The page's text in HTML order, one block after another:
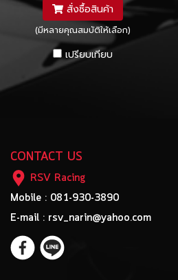
สั่งซื้อสินค้า
(มีหลายคุณสมบัติให้เลือก)
เปรียบเทียบ
CONTACT US
RSV Racing
Mobile : 081-930-3890
E-mail : rsv_narin@yahoo.com